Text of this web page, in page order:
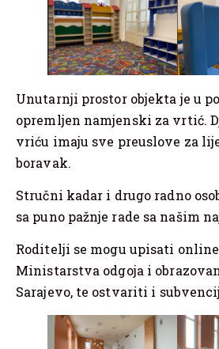
Unutarnji prostor objekta je u
opremljen namjenski za vrtić.
vriću imaju sve preuslove za
boravak.
Stručni kadar i drugo radno
sa puno pažnje rade sa našim
Roditelji se mogu upisati
Ministarstva odgoja i
Sarajevo, te ostvariti i